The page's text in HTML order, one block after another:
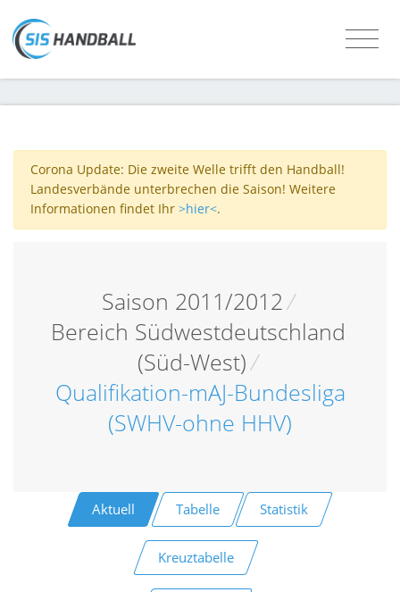
Corona Update: Die zweite Welle trifft den Handball!
Landesverbände unterbrechen die Saison! Weitere
Informationen findet Ihr >hier<.
Saison 2011/2012/
Bereich Südwestdeutschland
(Süd-West)/
Qualifikation-mAJ-Bundesliga
(SWHV-ohne HHV)
Aktuell Tabelle Statistik
Kreuztabelle